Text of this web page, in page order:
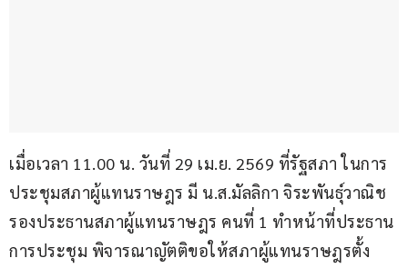
เมื่อเวลา 11.00 น. วันที่ 29 เม.ย. 2569 ที่รัฐสภา ในการ
ประชุมสภาผู้แทนราษฎร มี น.ส.มัลลิกา จิระพันธุ์วาณิช
รองประธานสภาผู้แทนราษฎร คนที่ 1 ทำหน้าที่ประธาน
การประชุม พิจารณาญัตติขอให้สภาผู้แทนราษฎรตั้ง